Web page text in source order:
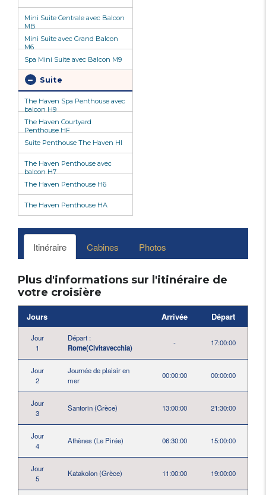
Mini Suite Centrale avec Balcon
MB
Mini Suite avec Grand Balcon
M6
Spa Mini Suite avec Balcon M9
Suite
The Haven Spa Penthouse avec
balcon H9
The Haven Courtyard
Penthouse HF
Suite Penthouse The Haven HI
The Haven Penthouse avec
balcon H7
The Haven Penthouse H6
The Haven Penthouse HA
Itinéraire Cabines Photos
Plus d'informations sur l'itinéraire de
votre croisière
Jours Arrivée Départ
Jour
1
Départ :
Rome(Civitavecchia)
- 17:00:00
Jour
2
Journée de plaisir en
mer
00:00:00 00:00:00
Jour
3
Santorin (Grèce) 13:00:00 21:30:00
Jour
4
Athènes (Le Pirée) 06:30:00 15:00:00
Jour
5
Katakolon (Grèce) 11:00:00 19:00:00